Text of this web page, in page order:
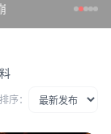
排序：